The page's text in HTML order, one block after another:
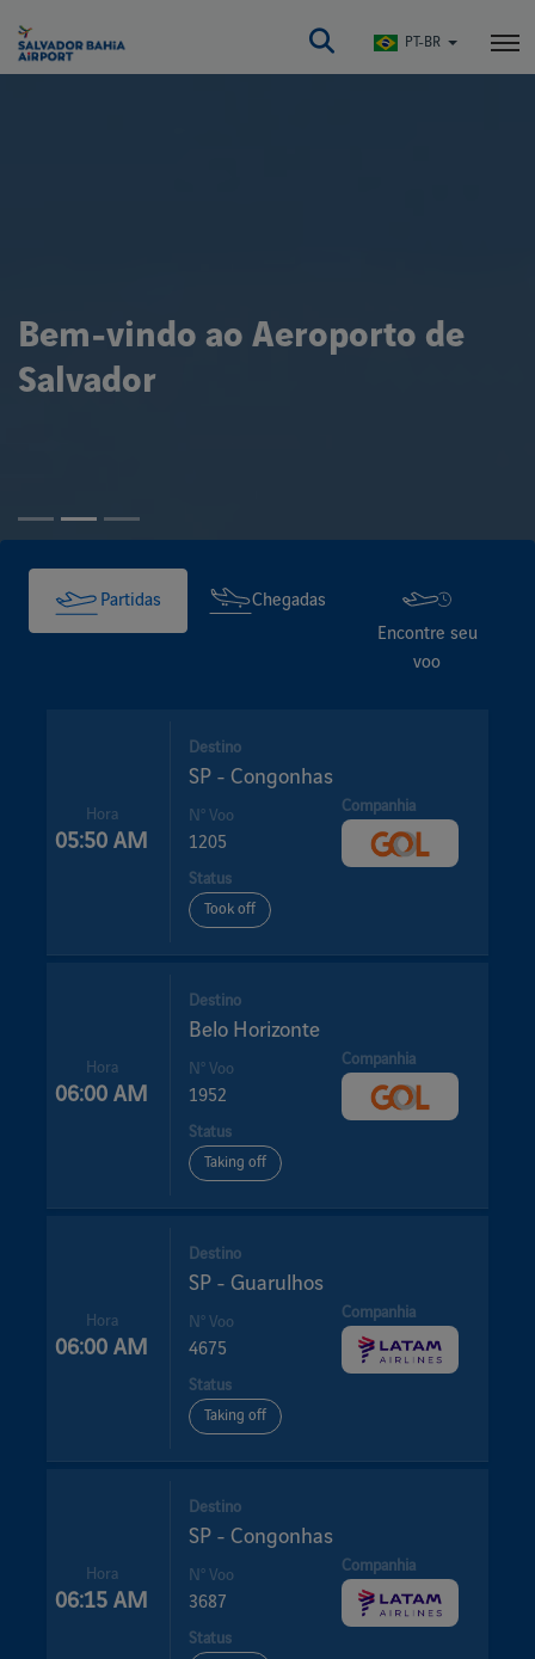
para
o
PT-BR
Bem-vindo ao Aeroporto de
Salvador
Partidas
Chegadas
Encontre seu
voo
Hora
05:50 AM
Destino
SP - Congonhas
Companhia
Nº Voo
1205
Status
Took off
Hora
06:00 AM
Destino
Belo Horizonte
Companhia
Nº Voo
1952
Status
Taking off
Hora
06:00 AM
Destino
SP - Guarulhos
Companhia
Nº Voo
4675
Status
Taking off
Hora
06:15 AM
Destino
SP - Congonhas
Companhia
Nº Voo
3687
Status